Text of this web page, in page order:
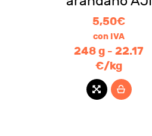
5,50€
con IVA
248 g - 22.17
€/kg